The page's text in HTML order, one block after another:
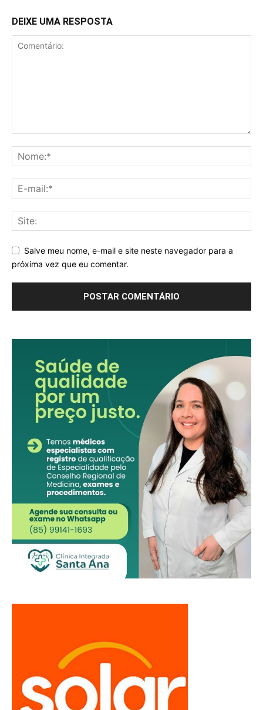
DEIXE UMA RESPOSTA
Salve meu nome, e-mail e site neste navegador para a
próxima vez que eu comentar.